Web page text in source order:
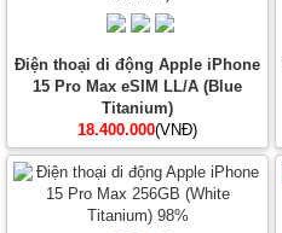
Điện thoại di động Apple iPhone
15 Pro Max eSIM LL/A (Blue
Titanium)
18.400.000(VNĐ)